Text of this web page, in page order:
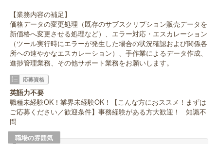
【業務内容の補足】
価格データの変更処理（既存のサブスクリプション販売データを
新価格へ変更させる処理など）、エラー対応・エスカレーション
（ツール実行時にエラーが発生した場合の状況確認および関係各
所への速やかなエスカレーション）、手作業によるデータ作成、
進捗管理業務、その他サポート業務をお願いします。
応募資格
英語力不要
職種未経験OK！業界未経験OK！【こんな方におススメ！まずは
ご応募ください／歓迎条件】事務経験がある方大歓迎！ 知識不
問
職場の雰囲気